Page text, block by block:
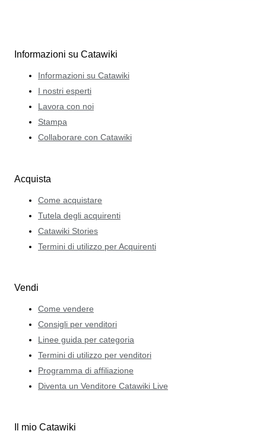
Informazioni su Catawiki
Informazioni su Catawiki
I nostri esperti
Lavora con noi
Stampa
Collaborare con Catawiki
Acquista
Come acquistare
Tutela degli acquirenti
Catawiki Stories
Termini di utilizzo per Acquirenti
Vendi
Come vendere
Consigli per venditori
Linee guida per categoria
Termini di utilizzo per venditori
Programma di affiliazione
Diventa un Venditore Catawiki Live
Il mio Catawiki